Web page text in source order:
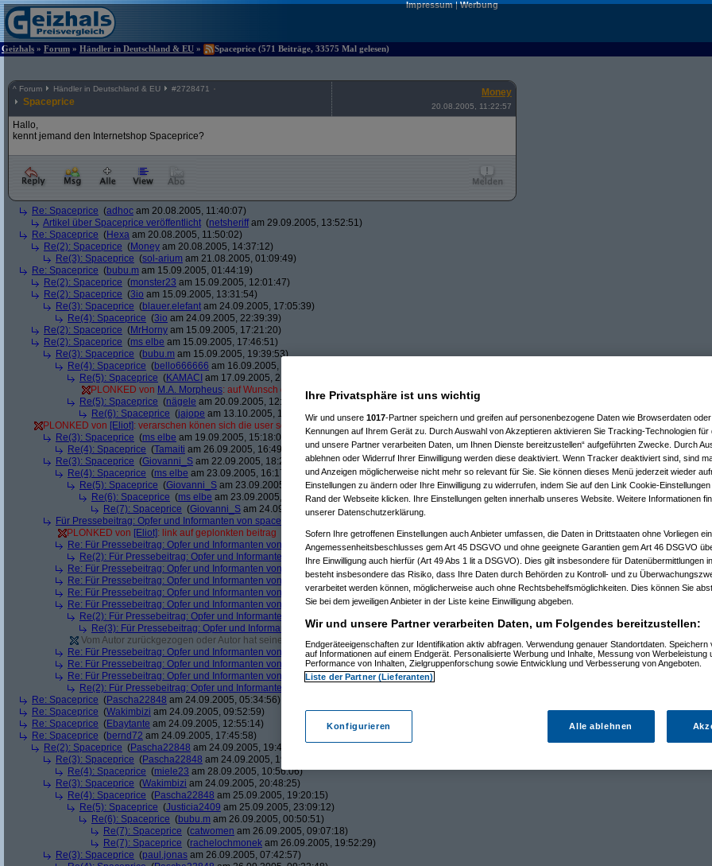
Impressum|Werbung
Geizhals » Forum » Händler in Deutschland & EU » Spaceprice (571 Beiträge, 33575 Mal gelesen)
^ Forum Händler in Deutschland & EU #2728471
Spaceprice
Money
20.08.2005, 11:22:57
Hallo,
kennt jemand den Internetshop Spaceprice?
Re: Spaceprice (adhoc am 20.08.2005, 11:40:07)
Artikel über Spaceprice veröffentlicht (netsheriffam 29.09.2005, 13:52:51)
Re: Spaceprice (Hexa am 20.08.2005, 11:50:02)
Re(2): Spaceprice (Money am 20.08.2005, 14:37:12)
Re(3): Spaceprice (sol-arium am 21.08.2005, 01:09:49)
Re: Spaceprice (bubu.m am 15.09.2005, 01:44:19)
Re(2): Spaceprice (monster23 am 15.09.2005, 12:01:47)
Re(2): Spaceprice (3io am 15.09.2005, 13:31:54)
Re(3): Spaceprice (blauer.elefant am 24.09.2005, 17:05:39)
Re(4): Spaceprice (3io am 24.09.2005, 22:39:39)
Re(2): Spaceprice (MrHorny am 15.09.2005, 17:21:20)
Re(2): Spaceprice (ms elbe am 15.09.2005, 17:46:51)
Re(3): Spaceprice (bubu.m am 15.09.2005, 19:39:53)
Re(4): Spaceprice (bello666666 am 16.09.2005, 11:01:25)
Re(5): Spaceprice (KAMACI am 17.09.2005, 21:11:53)
PLONKED von M.A. Morpheus: auf Wunsch des Users entfernt currabe am 26.09.2005, 16:58:05)
Re(5): Spaceprice (nägele am 20.09.2005, 12:29:04)
Re(6): Spaceprice (jajope am 13.10.2005, 15:41:15)
PLONKED von [Eliot]: verarschen könen sich die user selber, dafür brauchen sie nicht dich Nagelfaram 17.09.2005, 21:42:46)
Re(3): Spaceprice (ms elbe am 19.09.2005, 15:18:06)
Re(4): Spaceprice (Tamaiti am 26.09.2005, 16:49:03)
Re(3): Spaceprice (Giovanni_S am 22.09.2005, 18:27:51)
Re(4): Spaceprice (ms elbe am 23.09.2005, 16:17:37)
Re(5): Spaceprice (Giovanni_S am 23.09.2005, 16:49:05)
Re(6): Spaceprice (ms elbe am 23.09.2005, 18:21:57)
Re(7): Spaceprice (Giovanni_S am 24.09.2005, 01:21:35)
Für Pressebeitrag: Opfer und Informanten von spaceprice.net gesucht
PLONKED von [Eliot]: link auf geplonkten beitrag Nagelfaram 22.09.2005, 21:20:24)
Re: Für Pressebeitrag: Opfer und Informanten von spaceprice.net gesucht(rewego am 24.09.2005, 16:50:48)
Re(2): Für Pressebeitrag: Opfer und Informanten von spaceprice.net gesucht( bubu.mam 24.09.2005, 17:43:01)
Re: Für Pressebeitrag: Opfer und Informanten von spaceprice.net gesucht
Justicia2409
am 25.09.2005, 14:27:49)
Re: Für Pressebeitrag: Opfer und Informanten von spaceprice.net gesucht (Wuschyam 26.09.2005, 16:56:05)
Re: Für Pressebeitrag: Opfer und Informanten von spaceprice.net gesucht(verudelaam 27.09.2005, 18:05:34)
Re: Für Pressebeitrag: Opfer und Informanten von spaceprice.net gesucht(currabeam 27.09.2005, 18:25:12)
Re(2): Für Pressebeitrag: Opfer und Informanten von spaceprice.net gesucht
Re(3): Für Pressebeitrag: Opfer und Informanten von spaceprice.net gesucht( koma73am 27.09.2005, 21:54:14)
Vom Autor zurückgezogen oder Autor hat seine Registrierung nicht bestätigt( Nagelfaram 28.09.2005, 13:30:03)
Re: Für Pressebeitrag: Opfer und Informanten von spaceprice.net gesucht(koma73am 27.09.2005, 20:59:07)
Re: Für Pressebeitrag: Opfer und Informanten von spaceprice.net gesucht(elena-angelikaam 29.09.2005, 21:54:52)
Re: Für Pressebeitrag: Opfer und Informanten von spaceprice.net gesucht(powerbuster
Re(2): Für Pressebeitrag: Opfer und Informanten von spaceprice.net gesucht
Re: Spaceprice (Pascha22848 am 24.09.2005, 05:34:56)
Re: Spaceprice (Wakimbizi am 24.09.2005, 09:52:59)
Re: Spaceprice (Ebaytante am 24.09.2005, 12:55:14)
Re: Spaceprice (bernd72 am 24.09.2005, 17:45:58)
Re(2): Spaceprice (Pascha22848 am 24.09.2005, 19:42:18)
Re(3): Spaceprice (Pascha22848 am 24.09.2005, 19:57:30)
Re(4): Spaceprice (miele23 am 28.09.2005, 10:56:06)
Re(3): Spaceprice (Wakimbizi am 24.09.2005, 20:48:25)
Re(4): Spaceprice (Pascha22848 am 25.09.2005, 19:20:15)
Re(5): Spaceprice (Justicia2409 am 25.09.2005, 23:09:12)
Re(6): Spaceprice (bubu.m am 26.09.2005, 00:50:51)
Re(7): Spaceprice (catwomen am 26.09.2005, 09:07:18)
Re(7): Spaceprice (rachelochmonek am 26.09.2005, 19:52:29)
Re(3): Spaceprice (paul.jonas am 26.09.2005, 07:42:57)
Ihre Privatsphäre ist uns wichtig
Wir und unsere 1017-Partner speichern und greifen auf personenbezogene Daten wie Browserdaten
Kennungen auf Ihrem Gerät zu. Durch Auswahl von Akzeptieren aktivieren Sie Tracking-Technologien für
und unsere Partner verarbeiten Daten, um Ihnen Dienste bereitzustellen“ aufgeführten Zwecke. Durch
ablehnen oder Widerruf Ihrer Einwilligung werden diese deaktiviert. Wenn Tracker deaktiviert sind, sind
und Anzeigen möglicherweise nicht mehr so relevant für Sie. Sie können dieses Menü jederzeit wieder
Einstellungen zu ändern oder Ihre Einwilligung zu widerrufen, indem Sie auf den Link Cookie-
Rand der Webseite klicken. Ihre Einstellungen gelten innerhalb unseres Website. Weitere Informationen
unserer Datenschutzerklärung.
Sofern Ihre getroffenen Einstellungen auch Anbieter umfassen, die Daten in Drittstaaten ohne Vorliegen
Angemessenheitsbeschlusses gem Art 45 DSGVO und ohne geeignete Garantien gem Art 46 DSGVO
Ihre Einwilligung auch hierfür (Art 49 Abs 1 lit a DSGVO). Dies gilt insbesondere für Datenübermittlungen
besteht insbesondere das Risiko, dass Ihre Daten durch Behörden zu Kontroll- und zu
verarbeitet werden können, möglicherweise auch ohne Rechtsbehelfsmöglichkeiten. Dies können Sie
Sie bei dem jeweiligen Anbieter in der Liste keine Einwilligung abgeben.
Wir und unsere Partner verarbeiten Daten, um Folgendes bereitzustellen:
Endgeräteeigenschaften zur Identifikation aktiv abfragen. Verwendung genauer Standortdaten. Speichern
auf Informationen auf einem Endgerät. Personalisierte Werbung und Inhalte, Messung von Werbeleistung
Performance von Inhalten, Zielgruppenforschung sowie Entwicklung und Verbesserung von Angeboten.
Liste der Partner (Lieferanten)
Konfigurieren Alle ablehnen